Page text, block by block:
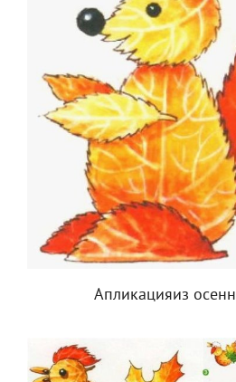
Апликацияиз